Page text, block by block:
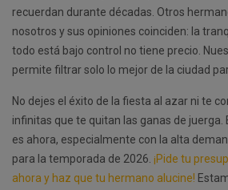
recuerdan durante décadas. Otros
nosotros y sus opiniones coinciden: la
todo está bajo control no tiene precio.
permite filtrar solo lo mejor de la ciudad
No dejes el éxito de la fiesta al azar ni te
infinitas que te quitan las ganas de
es ahora, especialmente con la alta
para la temporada de 2026. ¡Pide tu
ahora y haz que tu hermano alucine!